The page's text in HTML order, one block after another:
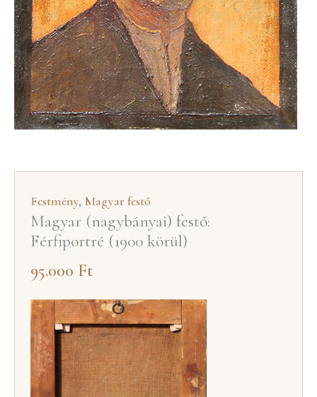
Festmény, Magyar festő
Magyar (nagybányai) festő:
Férfiportré (1900 körül)
95.000 Ft